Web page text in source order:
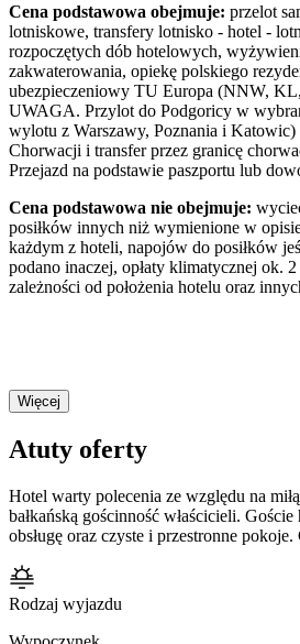
Cena podstawowa obejmuje: przelot
lotniskowe, transfery lotnisko - hotel -
rozpoczętych dób hotelowych,
zakwaterowania, opiekę polskiego
ubezpieczeniowy TU Europa (NNW,
UWAGA. Przylot do Podgoricy w
wylotu z Warszawy, Poznania i
Chorwacji i transfer przez granicę
Przejazd na podstawie paszportu lub
Cena podstawowa nie obejmuje:
posiłków innych niż wymienione w
każdym z hoteli, napojów do posiłków
podano inaczej, opłaty klimatycznej ok.
zależności od położenia hotelu oraz
Więcej
Atuty oferty
Hotel warty polecenia ze względu na
bałkańską gościnność właścicieli.
obsługę oraz czyste i przestronne
Rodzaj wyjazdu